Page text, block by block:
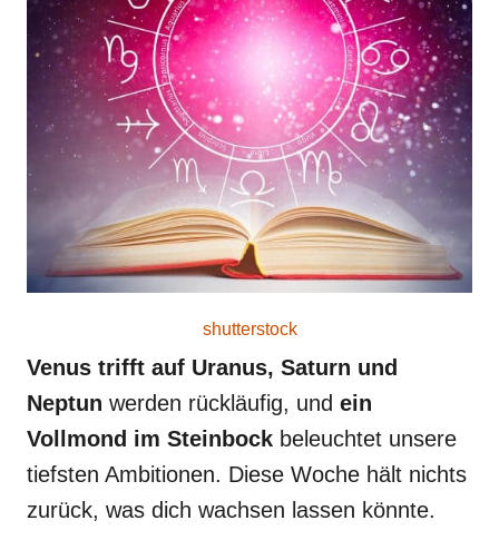
shutterstock
Venus trifft auf Uranus, Saturn und
Neptun werden rückläufig, und ein
Vollmond im Steinbock beleuchtet unsere
tiefsten Ambitionen. Diese Woche hält nichts
zurück, was dich wachsen lassen könnte.